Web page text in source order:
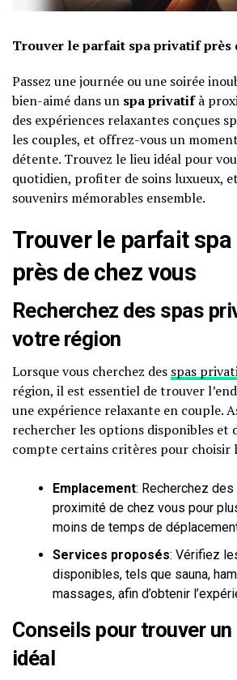
Trouver le parfait spa privatif près
Passez une journée ou une soirée
bien-aimé dans un spa privatifà
des expériences relaxantes conçues
les couples, et offrez-vous un
détente. Trouvez le lieu idéal pour
quotidien, profiter de soins luxueux,
souvenirs mémorables ensemble.
Trouver le parfait
près de chez vous
Recherchez des spas
votre région
Lorsque vous cherchez des spas
région, il est essentiel de trouver
une expérience relaxante en couple.
rechercher les options disponibles et
compte certains critères pour choisir
Emplacement: Recherchez
proximité de chez vous pour
moins de temps de
Services proposés: Vérifiez
disponibles, tels que sauna,
massages, afin d’obtenir
Conseils pour trouver
idéal